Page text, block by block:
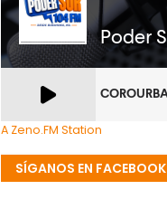
A Zeno.FM Station
SÍGANOS EN FACEBOOK